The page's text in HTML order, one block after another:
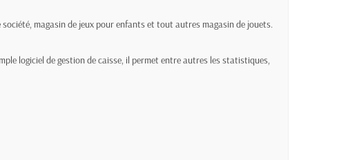
société, magasin de jeux pour enfants et tout autres magasin de jouets.
logiciel de gestion de caisse, il permet entre autres les statistiques,